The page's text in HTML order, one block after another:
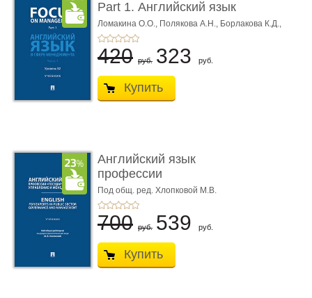
Part 1. Английский язык
в сфере менедж ...
Ломакина О.О., Полякова А.Н., Борлакова К.Д.,
Масаева З.З.
420 руб. 323 руб.
Купить
Английский язык
профессии
«Государственное у�
...
Под общ. ред. Хлопковой М.В.
700 руб. 539 руб.
Купить